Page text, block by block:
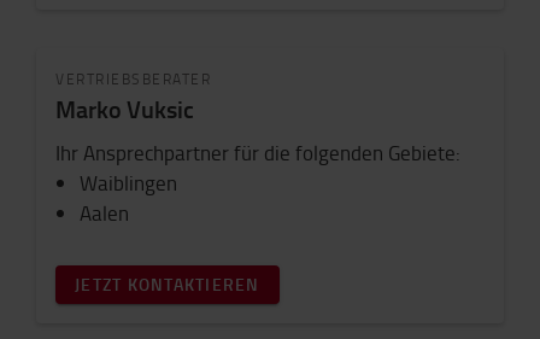
VERTRIEBSBERATER
Marko Vuksic
Ihr Ansprechpartner für die folgenden Gebiete:
Waiblingen
Aalen
JETZT KONTAKTIEREN